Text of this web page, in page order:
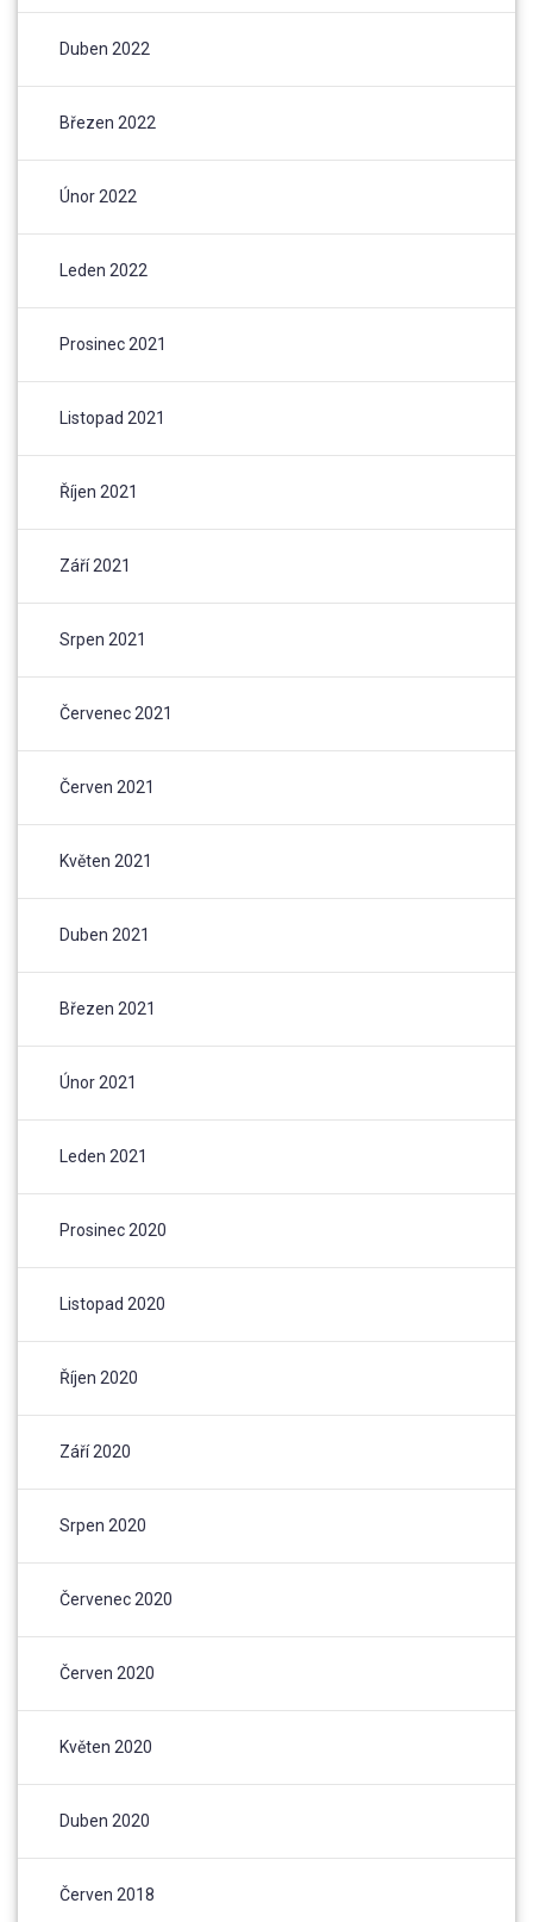
Duben 2022
Březen 2022
Únor 2022
Leden 2022
Prosinec 2021
Listopad 2021
Říjen 2021
Září 2021
Srpen 2021
Červenec 2021
Červen 2021
Květen 2021
Duben 2021
Březen 2021
Únor 2021
Leden 2021
Prosinec 2020
Listopad 2020
Říjen 2020
Září 2020
Srpen 2020
Červenec 2020
Červen 2020
Květen 2020
Duben 2020
Červen 2018